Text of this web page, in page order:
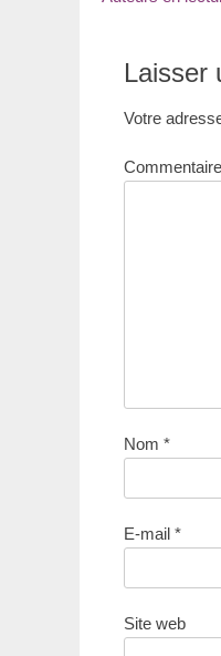
de
Laisser
Votre
Commentaire
Nom *
E-mail *
Site web